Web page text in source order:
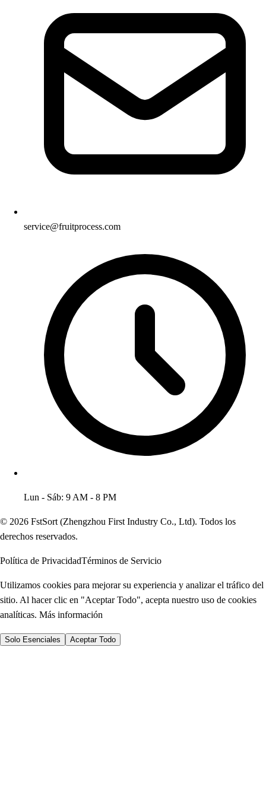
service@fruitprocess.com
Lun - Sáb: 9 AM - 8 PM
© 2026 FstSort (Zhengzhou First Industry Co., Ltd). Todos los
derechos reservados.
Política de PrivacidadTérminos de Servicio
Utilizamos cookies para mejorar su experiencia y analizar el tráfico del
sitio. Al hacer clic en "Aceptar Todo", acepta nuestro uso de cookies
analíticas. Más información
Solo Esenciales Aceptar Todo